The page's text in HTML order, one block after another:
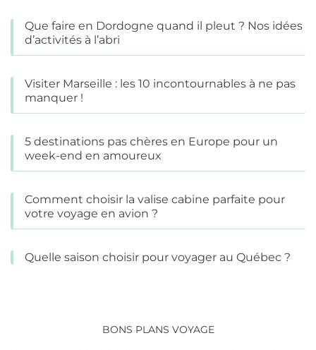
Que faire en Dordogne quand il pleut ? Nos idées
d’activités à l’abri
Visiter Marseille : les 10 incontournables à ne pas
manquer !
5 destinations pas chères en Europe pour un
week-end en amoureux
Comment choisir la valise cabine parfaite pour
votre voyage en avion ?
Quelle saison choisir pour voyager au Québec ?
BONS PLANS VOYAGE